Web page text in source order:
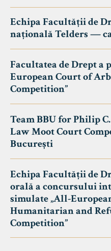
Echipa Facultății de
națională Telders —
Facultatea de Drept a
European Court of
Competition”
Team BBU for Philip
Law Moot Court
București
Echipa Facultății de
orală a concursului
simulate „All-
Humanitarian and
Competition”